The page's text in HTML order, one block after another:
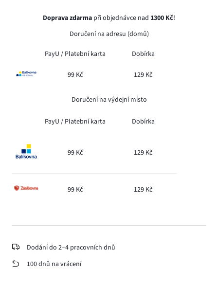
Doprava zdarma při objednávce nad 1300 Kč!
Doručení na adresu (domů)
PayU / Platební karta Dobírka
99 Kč 129 Kč
Doručení na výdejní místo
PayU / Platební karta Dobírka
99 Kč 129 Kč
99 Kč 129 Kč
Dodání do 2–4 pracovních dnů
100 dnů na vrácení